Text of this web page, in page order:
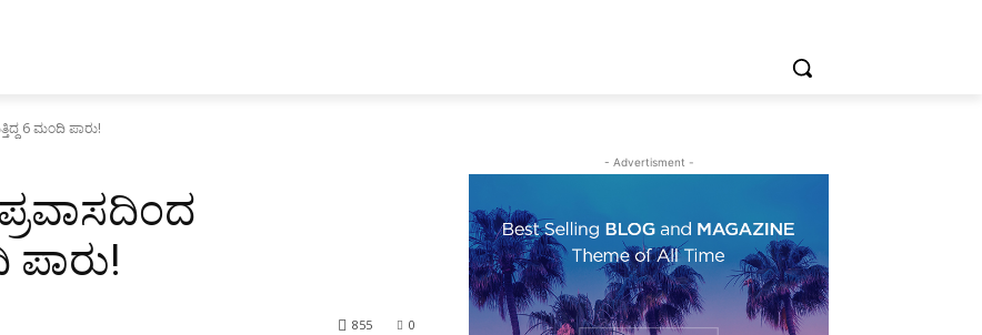
6 ಮಂದಿ ಪಾರು!
ಪಾರು!
0
855
- Advertisment -